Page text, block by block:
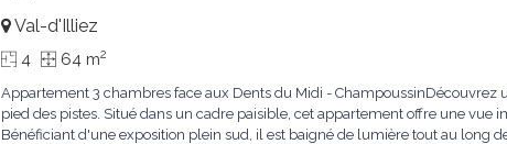
Val-d'Illiez
4 64 m2
Appartement 3 chambres face aux Dents du Midi -
pied des pistes. Situé dans un cadre paisible, cet appartement offre une vue
Bénéficiant d'une exposition plein sud, il est baigné de lumière tout au long